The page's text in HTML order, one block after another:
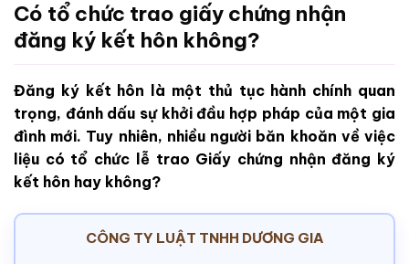
Có tổ chức trao giấy chứng nhận
đăng ký kết hôn không?
Đăng ký kết hôn là một thủ tục hành chính quan
trọng, đánh dấu sự khởi đầu hợp pháp của một gia
đình mới. Tuy nhiên, nhiều người băn khoăn về việc
liệu có tổ chức lễ trao Giấy chứng nhận đăng ký
kết hôn hay không?
CÔNG TY LUẬT TNHH DƯƠNG GIA